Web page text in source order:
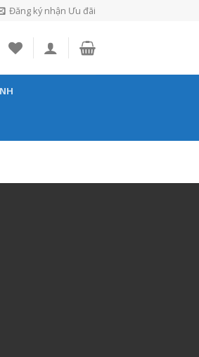
Đăng ký nhận Ưu đãi